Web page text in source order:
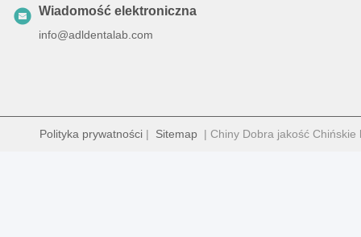
Wiadomość elektroniczna
info@adldentalab.com
Polityka prywatności | Sitemap | Chiny Dobra jakość